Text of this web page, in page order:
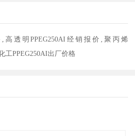
,高透明PPEG250AI经销报价,聚丙烯
工PPEG250AI出厂价格